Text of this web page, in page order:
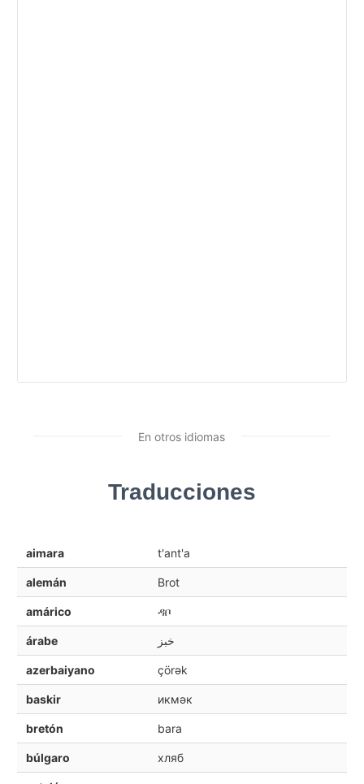
En otros idiomas
Traducciones
aimara t'ant'a
alemán Brot
amárico ዳቦ
árabe خبز
azerbaiyano çörək
baskir икмәк
bretón bara
búlgaro хляб